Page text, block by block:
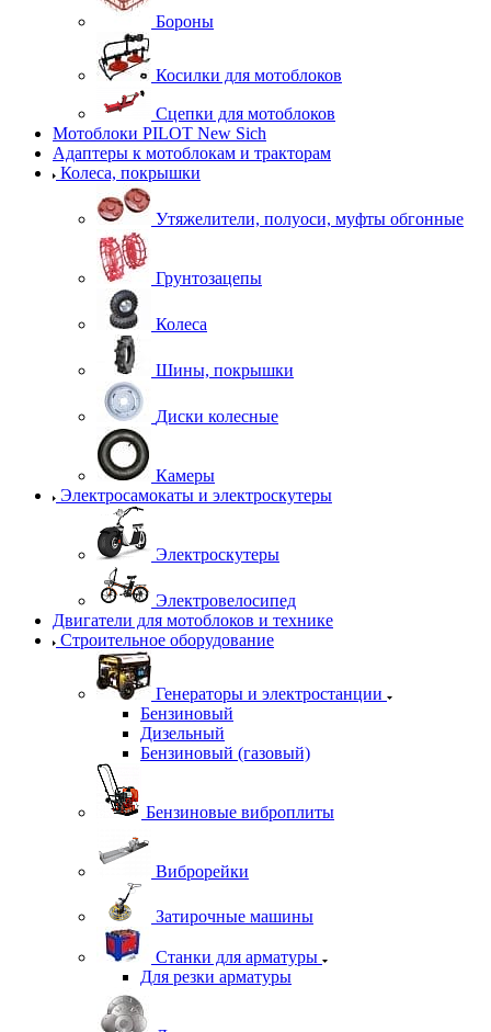
Бороны
Косилки для мотоблоков
Сцепки для мотоблоков
Мотоблоки PILOT New Sich
Адаптеры к мотоблокам и тракторам
Колеса, покрышки
Утяжелители, полуоси, муфты обгонные
Грунтозацепы
Колеса
Шины, покрышки
Диски колесные
Камеры
Электросамокаты и электроскутеры
Электроскутеры
Электровелосипед
Двигатели для мотоблоков и технике
Строительное оборудование
Генераторы и электростанции
Бензиновый
Дизельный
Бензиновый (газовый)
Бензиновые виброплиты
Виброрейки
Затирочные машины
Станки для арматуры
Для резки арматуры